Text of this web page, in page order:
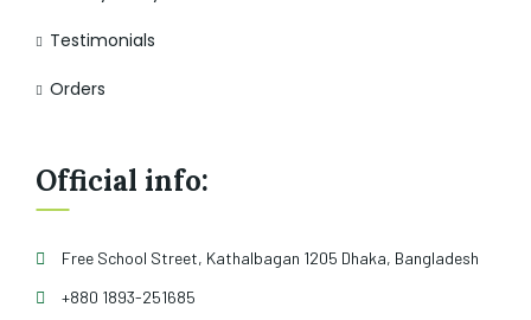
Testimonials
Orders
Official info:
Free School Street, Kathalbagan 1205 Dhaka, Bangladesh
+880 1893-251685